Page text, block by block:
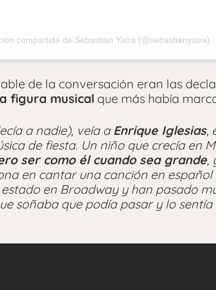
compartida de Sebastián Yatra (@sebastianyatra)
de la conversación eran las
figura musical que más había
a nadie), veía a Enrique Iglesias,
de fiesta. Un niño que crecía en
ser como él cuando sea grande,
en cantar una canción en
en Broadway y han pasado
soñaba que podía pasar y lo